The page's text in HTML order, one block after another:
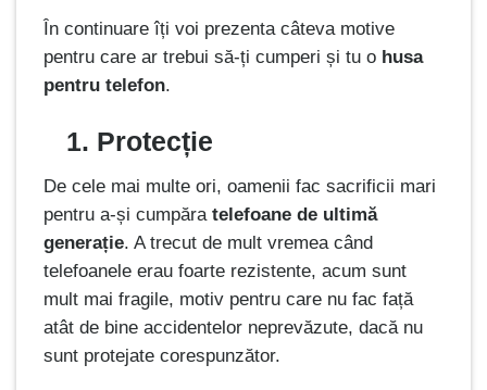
În continuare îți voi prezenta câteva motive
pentru care ar trebui să-ți cumperi și tu o husa
pentru telefon.
1. Protecție
De cele mai multe ori, oamenii fac sacrificii mari
pentru a-și cumpăratelefoane de ultimă
generație. A trecut de mult vremea când
telefoanele erau foarte rezistente, acum sunt
mult mai fragile, motiv pentru care nu fac față
atât de bine accidentelor neprevăzute, dacă nu
sunt protejate corespunzător.